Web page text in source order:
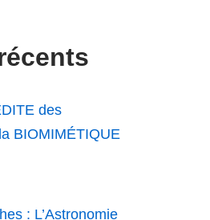
des
BIOMIMÉTIQUE
: L’Astronomie